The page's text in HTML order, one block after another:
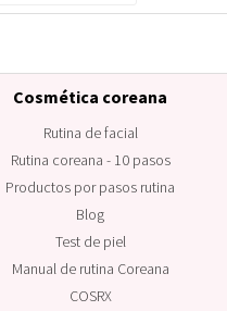
Cosmética coreana
Rutina de facial
Rutina coreana - 10 pasos
Productos por pasos rutina
Blog
Test de piel
Manual de rutina Coreana
COSRX